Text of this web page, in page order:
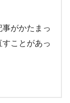
がかたまっ
ことがあっ